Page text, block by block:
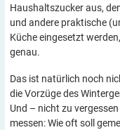
Haushaltszucker aus,
und andere praktische
Küche eingesetzt
genau.
Das ist natürlich noch
die Vorzüge des
Und – nicht zu
messen: Wie oft soll